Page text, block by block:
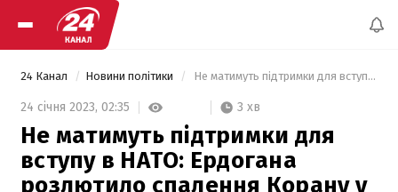
24 Канал Новини політики Не матимуть підтримки для вступу в НАТО: Ердогана розлютило спалення Корану у Швеції
24 січня 2023, 02:35 3 хв
Не матимуть підтримки для
вступу в НАТО: Ердогана
розлютило спалення Корану у